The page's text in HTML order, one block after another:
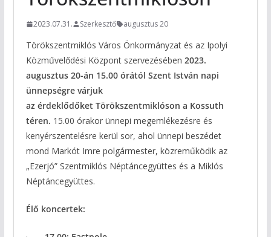
2023.07.31. Szerkesztő augusztus 20
Törökszentmiklós Város Önkormányzat és az Ipolyi
Közművelődési Központ szervezésében 2023.
augusztus 20-án 15.00 órától Szent István napi
ünnepségre várjuk
az érdeklődőket Törökszentmiklóson a Kossuth
téren. 15.00 órakor ünnepi megemlékezésre és
kenyérszentelésre kerül sor, ahol ünnepi beszédet
mond Markót Imre polgármester, közreműködik az
„Ezerjó” Szentmiklós Néptáncegyüttes és a Miklós
Néptáncegyüttes.
Élő koncertek: